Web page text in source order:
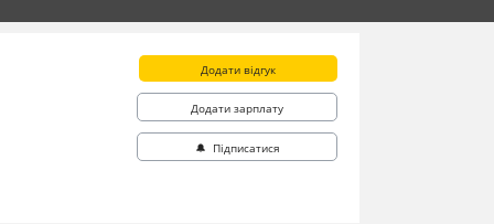
Додати відгук
Додати зарплату
🔔 Підписатися